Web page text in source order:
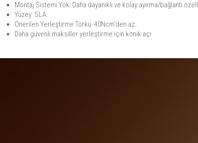
Montaj Sistemi Yok: Daha dayanıklı ve kolay ayırma/bağlantı
Yüzey: SLA.
Önerilen Yerleştirme Torku: 40Ncm'den az.
Daha güvenli maksiller yerleştirme için konik açı.